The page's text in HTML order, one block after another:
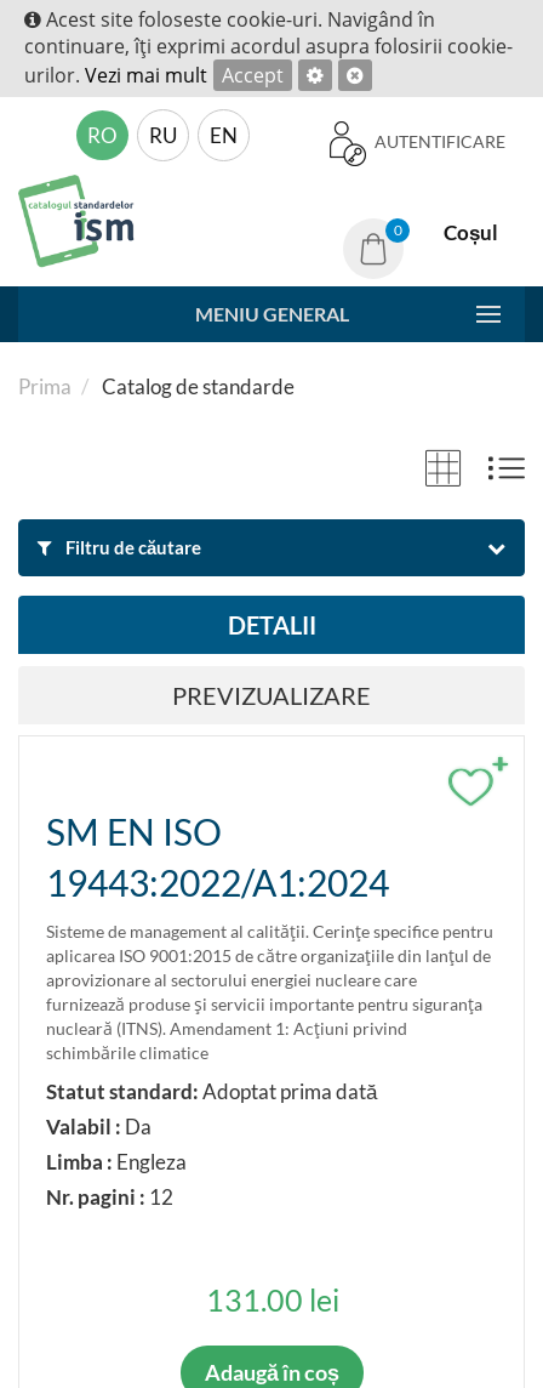
Acest site foloseste cookie-uri. Navigând în
continuare, îţi exprimi acordul asupra folosirii cookie-
urilor. Vezi mai mult Accept
AUTENTIFICARE
RO RU EN
0 Coșul
MENIU GENERAL
Prima Catalog de standarde
Filtru de căutare
DUPĂ DENUMIRE ȘI DESCRIERE
Căutare Resetare filtre
DUPĂ DOMENIU
Servicii.Organizarea întrerinderii, management și calitate.
DUPĂ CLASIFICARE
Caută după clasificare ICS
TIP STANDARD
STATUT STANDARD
DETALII
PREVIZUALIZARE
+
SM EN ISO
19443:2022/A1:2024
Sisteme de management al calităţii. Cerinţe specifice pentru
aplicarea ISO 9001:2015 de către organizaţiile din lanţul de
aprovizionare al sectorului energiei nucleare care
furnizează produse şi servicii importante pentru siguranţa
nucleară (ITNS). Amendament 1: Acţiuni privind
schimbările climatice
Statut standard:Adoptat prima dată
Valabil : Da
Limba : Engleza
Nr. pagini : 12
131.00 lei
Adaugă în coș